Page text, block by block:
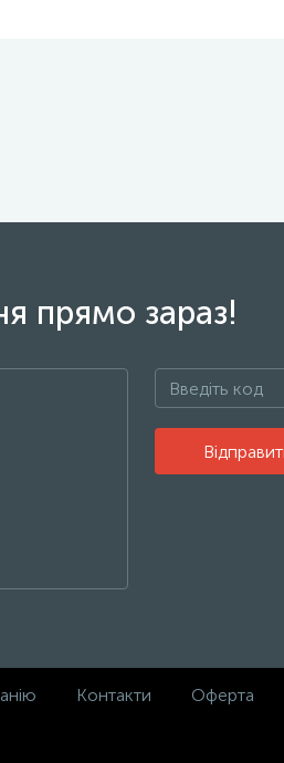
прямо зараз!
Контакти Оферта